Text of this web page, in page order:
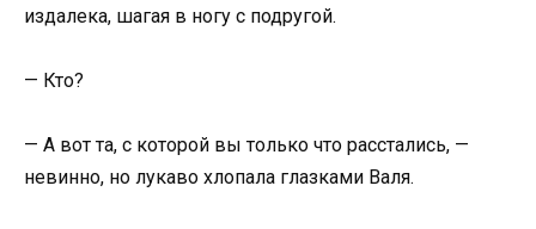
издалека, шагая в ногу с подругой.
— Кто?
— А вот та, с которой вы только что расстались, —
невинно, но лукаво хлопала глазками Валя.